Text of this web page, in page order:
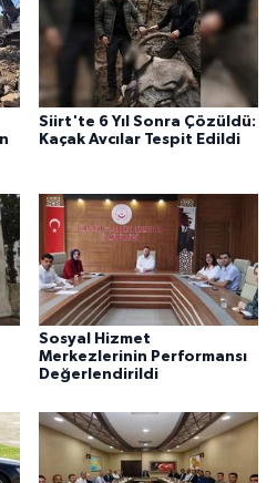
Siirt'te 6 Yıl Sonra Çözüldü:
Kaçak Avcılar Tespit Edildi
Sosyal Hizmet
Merkezlerinin Performansı
Değerlendirildi